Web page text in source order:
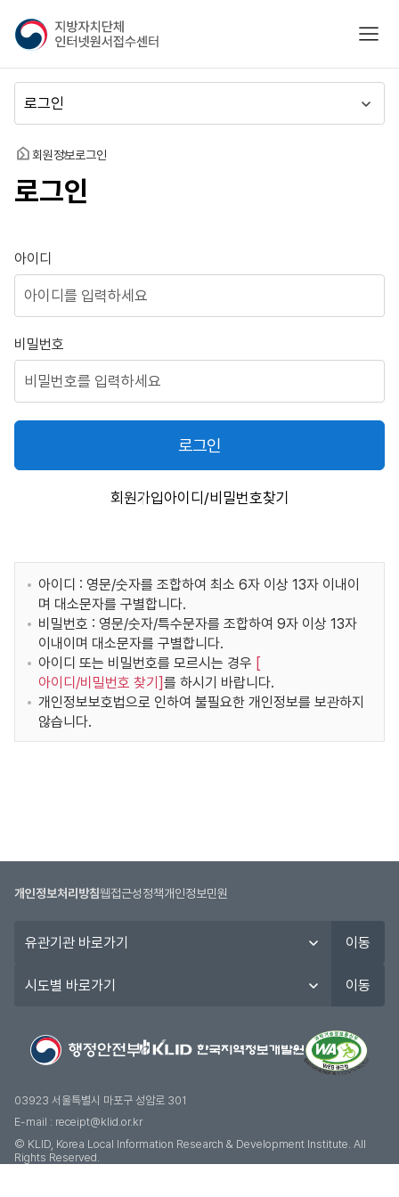
지
방
자
치
단
체
인
넷
접
수
센
모바
뉴
동
홈 회원정보로그인
로그인
로그인
아이디
비밀번호
로그인
회원가입아이디/비밀번호찾기
아이디 : 영문/숫자를 조합하여 최소 6자 이상 13자 이내이
며 대소문자를 구별합니다.
비밀번호 : 영문/숫자/특수문자를 조합하여 9자 이상 13자
이내이며 대소문자를 구별합니다.
아이디 또는 비밀번호를 모르시는 경우 [
아이디/비밀번호 찾기 ]를 하시기 바랍니다.
개인정보보호법으로 인하여 불필요한 개인정보를 보관하지
않습니다.
개인정보처리방침웹접근성정책개인정보민원
관
이동
도
기
이동
03923 서울특별시 마포구 성암로 301
E-mail : receipt@klid.or.kr
© KLID, Korea Local Information Research & Development Institute. AII
Rights Reserved.